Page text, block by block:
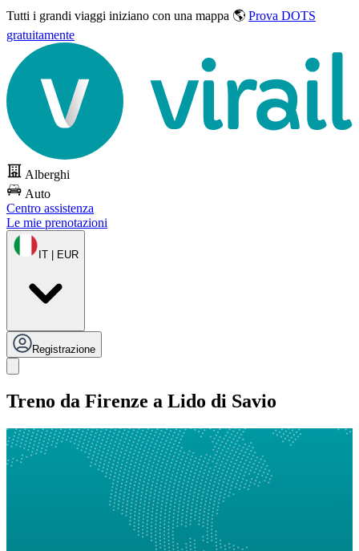
Tutti i grandi viaggi iniziano con una mappa 🌎 Prova DOTS
gratuitamente
Alberghi
Auto
Centro assistenza
Le mie prenotazioni
IT | EUR
Registrazione
Treno da Firenze a Lido di Savio